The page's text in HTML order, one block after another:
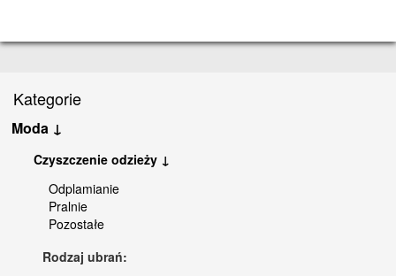
Kategorie
Moda ↓
Czyszczenie odzieży ↓
Odplamianie
Pralnie
Pozostałe
Rodzaj ubrań: